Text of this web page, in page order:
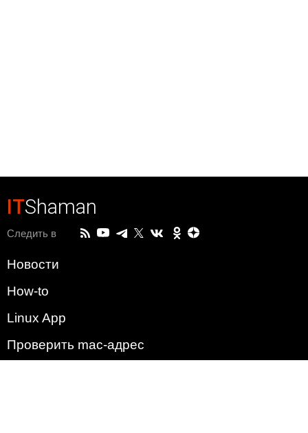
ITShaman
Следить в
Новости
How-to
Linux App
Проверить mac-адрес